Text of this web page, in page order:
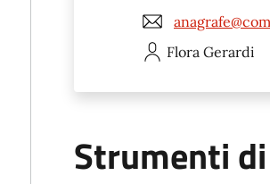
Flora Gerardi
Strumenti